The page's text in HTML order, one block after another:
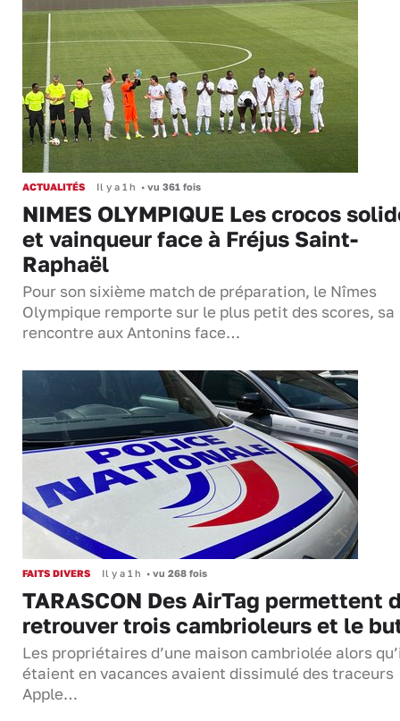
ACTUALITÉS Il y a 1 h • vu 361 fois
NIMES OLYMPIQUE Les crocos
et vainqueur face à Fréjus Saint-
Raphaël
Pour son sixième match de préparation, le Nîmes
Olympique remporte sur le plus petit des scores, sa
rencontre aux Antonins face…
FAITS DIVERS Il y a 1 h • vu 268 fois
TARASCON Des AirTag permettent
retrouver trois cambrioleurs et le
Les propriétaires d’une maison cambriolée alors
étaient en vacances avaient dissimulé des traceurs
Apple…